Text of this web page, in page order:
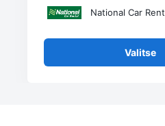
National Car
Valitse